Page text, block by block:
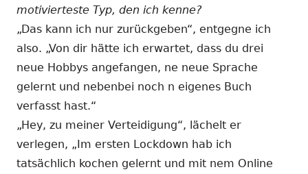
motivierteste Typ, den ich kenne?
„Das kann ich nur zurückgeben“, entgegne ich
also. „Von dir hätte ich erwartet, dass du drei
neue Hobbys angefangen, ne neue Sprache
gelernt und nebenbei noch n eigenes Buch
verfasst hast.“
„Hey, zu meiner Verteidigung“, lächelt er
verlegen, „Im ersten Lockdown hab ich
tatsächlich kochen gelernt und mit nem Online